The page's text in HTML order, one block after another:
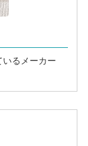
るメーカー